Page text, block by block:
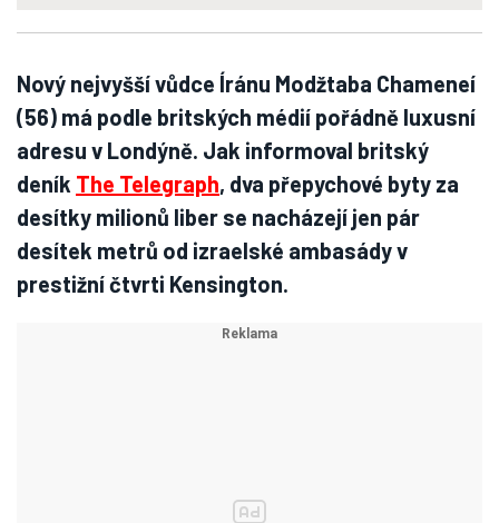
Nový nejvyšší vůdce Íránu Modžtaba Chameneí
(56) má podle britských médií pořádně luxusní
adresu v Londýně. Jak informoval britský
deník The Telegraph, dva přepychové byty za
desítky milionů liber se nacházejí jen pár
desítek metrů od izraelské ambasády v
prestižní čtvrti Kensington.